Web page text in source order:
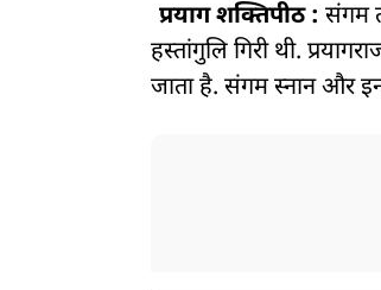
प्रयाग शक्तिपीठ : संगम
हस्तांगुलि गिरी थी.
जाता है. संगम स्नान और